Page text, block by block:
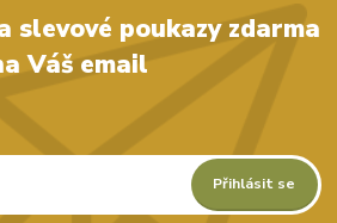
slevové poukazy zdarma
Váš email
Přihlásit se